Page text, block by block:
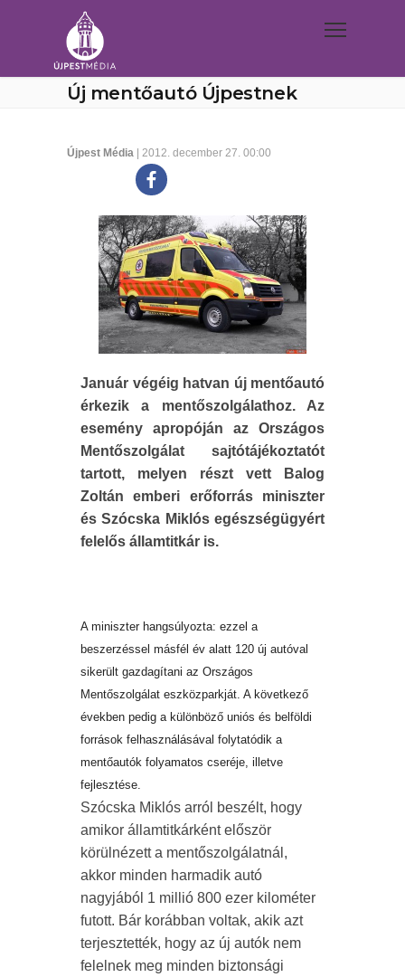
Új mentőautó Újpestnek
Újpest Média | 2012. december 27. 00:00
Január végéig hatvan új mentőautó
érkezik a mentőszolgálathoz. Az
esemény apropóján az Országos
Mentőszolgálat sajtótájékoztatót
tartott, melyen részt vett Balog
Zoltán emberi erőforrás miniszter
és Szócska Miklós egészségügyért
felelős államtitkár is.
A miniszter hangsúlyozta: ezzel a
beszerzéssel másfél év alatt 120 új autóval
sikerült gazdagítani az Országos
Mentőszolgálat eszközparkját. A következő
években pedig a különböző uniós és belföldi
források felhasználásával folytatódik a
mentőautók folyamatos cseréje, illetve
fejlesztése.
Szócska Miklós arról beszélt, hogy
amikor államtitkárként először
körülnézett a mentőszolgálatnál,
akkor minden harmadik autó
nagyjából 1 millió 800 ezer kilométer
futott. Bár korábban voltak, akik azt
terjesztették, hogy az új autók nem
felelnek meg minden biztonsági